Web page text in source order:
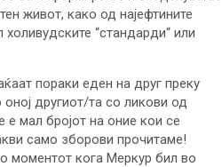
живот, како од најефтините
“стандарди“ или
пораки еден на друг преку
оној другиот/та со ликови од
е мал бројот на оние кои се
само зборови прочитаме!
моментот кога Меркур бил во